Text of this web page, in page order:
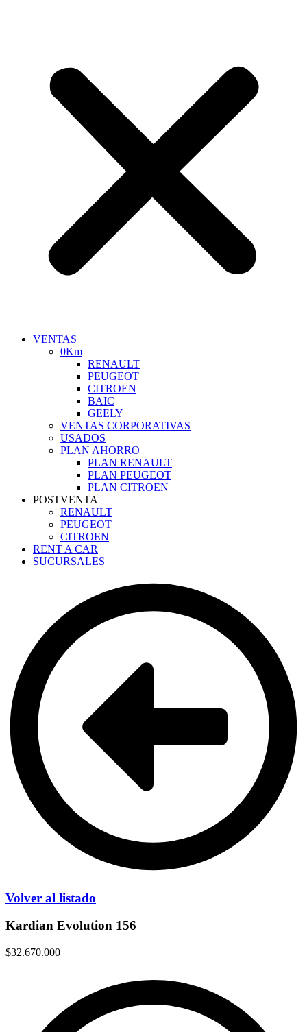
VENTAS
0Km
RENAULT
PEUGEOT
CITROEN
BAIC
GEELY
VENTAS CORPORATIVAS
USADOS
PLAN AHORRO
PLAN RENAULT
PLAN PEUGEOT
PLAN CITROEN
POSTVENTA
RENAULT
PEUGEOT
CITROEN
RENT A CAR
SUCURSALES
Volver al listado
Kardian Evolution 156
$32.670.000